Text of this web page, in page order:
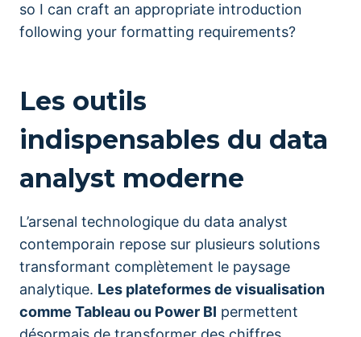
so I can craft an appropriate introduction
following your formatting requirements?
Les outils
indispensables du data
analyst moderne
L’arsenal technologique du data analyst
contemporain repose sur plusieurs solutions
transformant complètement le paysage
analytique. Les plateformes de visualisation
comme Tableau ou Power BI permettent